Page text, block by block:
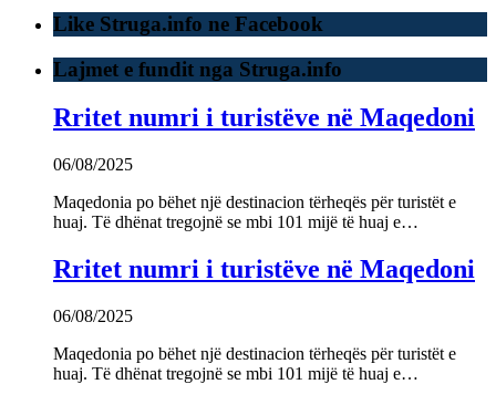
Like Struga.info ne Facebook
Lajmet e fundit nga Struga.info
Rritet numri i turistëve në Maqedoni
06/08/2025
Maqedonia po bëhet një destinacion tërheqës për turistët e
huaj. Të dhënat tregojnë se mbi 101 mijë të huaj e…
Rritet numri i turistëve në Maqedoni
06/08/2025
Maqedonia po bëhet një destinacion tërheqës për turistët e
huaj. Të dhënat tregojnë se mbi 101 mijë të huaj e…